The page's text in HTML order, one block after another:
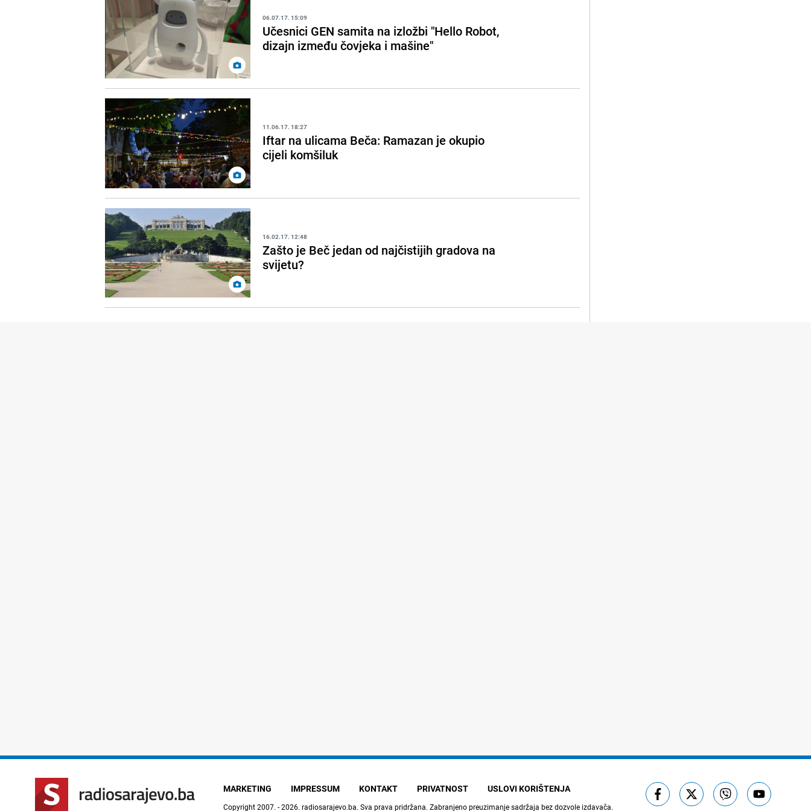
06.07.17. 15:09
Učesnici GEN samita na izložbi "Hello Robot,
dizajn između čovjeka i mašine"
11.06.17. 18:27
Iftar na ulicama Beča: Ramazan je okupio
cijeli komšiluk
16.02.17. 12:48
Zašto je Beč jedan od najčistijih gradova na
svijetu?
MARKETING IMPRESSUM KONTAKT PRIVATNOST USLOVI KORIŠTENJA
Copyright 2007. - 2026. radiosarajevo.ba. Sva prava pridržana. Zabranjeno preuzimanje sadržaja bez dozvole izdavača.